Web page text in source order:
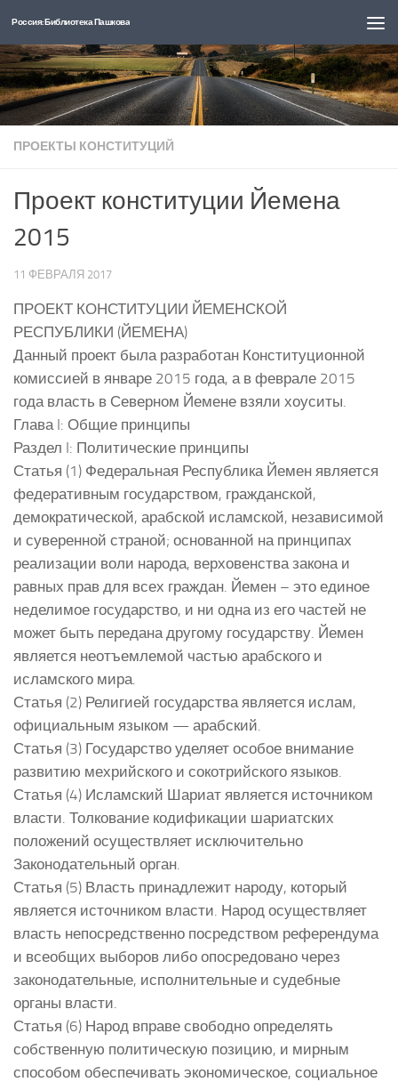
Перейти к содержимому
Россия: Библиотека Пашкова
ПРОЕКТЫ КОНСТИТУЦИЙ
Проект конституции Йемена
2015
11 ФЕВРАЛЯ 2017
ПРОЕКТ КОНСТИТУЦИИ ЙЕМЕНСКОЙ
РЕСПУБЛИКИ (ЙЕМЕНА)
Данный проект была разработан Конституционной
комиссией в январе 2015 года, а в феврале 2015
года власть в Северном Йемене взяли хоуситы.
Глава I: Общие принципы
Раздел I: Политические принципы
Статья (1) Федеральная Республика Йемен является
федеративным государством, гражданской,
демократической, арабской исламской, независимой
и суверенной страной; основанной на принципах
реализации воли народа, верховенства закона и
равных прав для всех граждан. Йемен – это единое
неделимое государство, и ни одна из его частей не
может быть передана другому государству. Йемен
является неотъемлемой частью арабского и
исламского мира.
Статья (2) Религией государства является ислам,
официальным языком — арабский.
Статья (3) Государство уделяет особое внимание
развитию мехрийского и сокотрийского языков.
Статья (4) Исламский Шариат является источником
власти. Толкование кодификации шариатских
положений осуществляет исключительно
Законодательный орган.
Статья (5) Власть принадлежит народу, который
является источником власти. Народ осуществляет
власть непосредственно посредством референдума
и всеобщих выборов либо опосредовано через
законодательные, исполнительные и судебные
органы власти.
Статья (6) Народ вправе свободно определять
собственную политическую позицию, и мирным
способом обеспечивать экономическое, социальное